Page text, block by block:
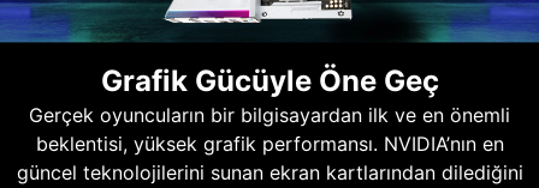
Grafik Gücüyle Öne Geç
Gerçek oyuncuların bir bilgisayardan ilk ve en önemli
beklentisi, yüksek grafik performansı. NVIDIA’nın en
güncel teknolojilerini sunan ekran kartlarından dilediğini